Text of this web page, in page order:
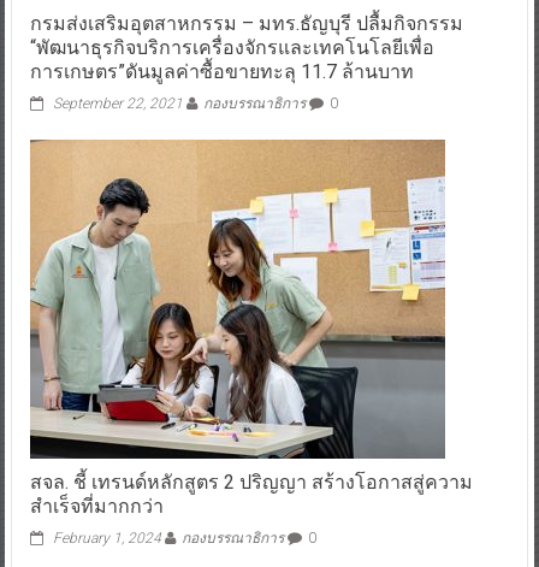
กรมส่งเสริมอุตสาหกรรม – มทร.ธัญบุรี ปลื้มกิจกรรม
“พัฒนาธุรกิจบริการเครื่องจักรและเทคโนโลยีเพื่อ
การเกษตร”ดันมูลค่าซื้อขายทะลุ 11.7 ล้านบาท
September 22, 2021 กองบรรณาธิการ 0
สจล. ชี้ เทรนด์หลักสูตร 2 ปริญญา สร้างโอกาสสู่ความ
สำเร็จที่มากกว่า
February 1, 2024 กองบรรณาธิการ 0